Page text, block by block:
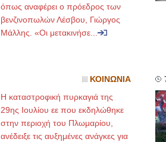
όπως αναφέρει ο πρόεδρος των
βενζινοπωλών Λέσβου, Γιώργος
Μάλλης. «Οι μετακινήσε...
ΚΟΙΝΩΝΙΑ
Η καταστροφική πυρκαγιά της
29ης Ιουλίου εε που εκδηλώθηκε
στην περιοχή του Πλωμαρίου,
ανέδειξε τις αυξημένες ανάγκες για